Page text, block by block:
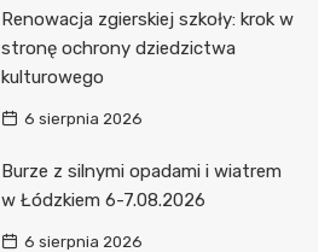
Renowacja zgierskiej szkoły: krok w
stronę ochrony dziedzictwa
kulturowego
6 sierpnia 2026
Burze z silnymi opadami i wiatrem
w Łódzkiem 6-7.08.2026
6 sierpnia 2026